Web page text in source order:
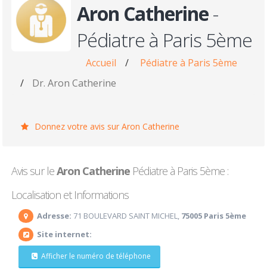
Aron Catherine-
Pédiatre à Paris 5ème
Accueil /
Pédiatre à Paris 5ème
/
Dr. Aron Catherine
Donnez votre avis sur Aron Catherine
Avis sur leAron Catherine Pédiatre à Paris 5ème :
Localisation et Informations
Adresse: 71 BOULEVARD SAINT MICHEL, 75005 Paris 5ème
Site internet:
Afficher le numéro de téléphone